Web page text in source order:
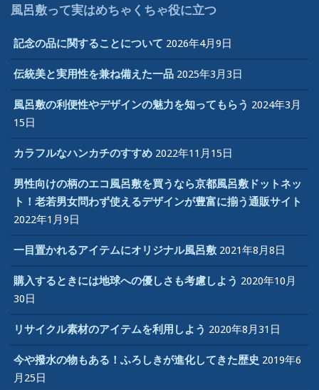
風呂敷って実はめちゃくちゃ役に立つ
記念の品に関することについて 2026年4月9日
伝統美と実用性を兼ね備えた一品 2025年3月3日
風呂敷の利便性やデザインの魅力を知ってもらう 2024年3月
15日
カラフルなハンカチのすすめ 2022年11月15日
男性向けの柄のエコ風呂敷を買うなら京都風呂敷ドットネッ
ト！老若男女問わず使えるデザインが豊富に揃う通販サイト
2022年1月9日
一目置かれるアイテムにオリジナル風呂敷 2021年8月8日
購入するときには地球への優しさも考慮しよう 2020年10月
30日
リサイクル素材のアイテムを利用しよう 2020年8月31日
今や撥水の物もある！ふろしきが進化してきた歴史 2019年6
月25日